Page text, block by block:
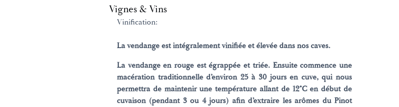
Vignes & Vins
Vinification:
La vendange est intégralement vinifiée et élevée dans nos caves.
La vendange en rouge est égrappée et triée. Ensuite commence une
macération traditionnelle d’environ 25 à 30 jours en cuve, qui nous
permettra de maintenir une température allant de 12°C en début de
cuvaison (pendant 3 ou 4 jours) afin d’extraire les arômes du Pinot